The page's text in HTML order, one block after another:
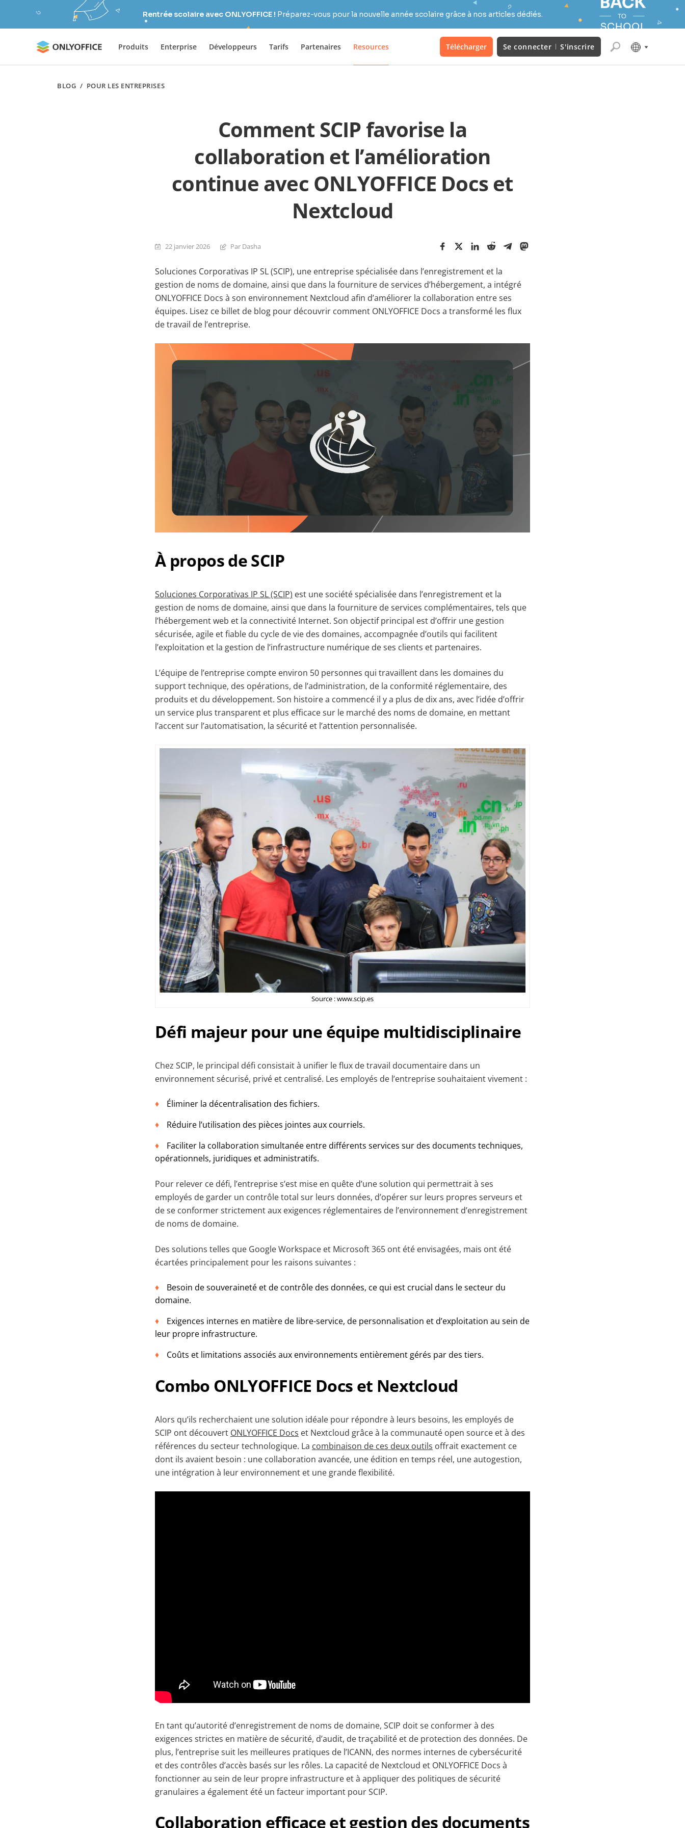
Rentrée scolaire avec ONLYOFFICE ! Préparez-vous pour la nouvelle année scolaire grâce à nos articles dédiés.
Produits Enterprise Développeurs Tarifs Partenaires Resources Télécharger Se connecter S'inscrire
BLOG / POUR LES ENTREPRISES
Comment SCIP favorise la
collaboration et l’amélioration
continue avec ONLYOFFICE Docs et
Nextcloud
22 janvier 2026 Par Dasha
Soluciones Corporativas IP SL (SCIP), une entreprise spécialisée dans l’enregistrement et la
gestion de noms de domaine, ainsi que dans la fourniture de services d’hébergement, a intégré
ONLYOFFICE Docs à son environnement Nextcloud afin d’améliorer la collaboration entre ses
équipes. Lisez ce billet de blog pour découvrir comment ONLYOFFICE Docs a transformé les flux
de travail de l’entreprise.
À propos de SCIP
Soluciones Corporativas IP SL (SCIP) est une société spécialisée dans l’enregistrement et la
gestion de noms de domaine, ainsi que dans la fourniture de services complémentaires, tels que
l’hébergement web et la connectivité Internet. Son objectif principal est d’offrir une gestion
sécurisée, agile et fiable du cycle de vie des domaines, accompagnée d’outils qui facilitent
l’exploitation et la gestion de l’infrastructure numérique de ses clients et partenaires.
L’équipe de l’entreprise compte environ 50 personnes qui travaillent dans les domaines du
support technique, des opérations, de l’administration, de la conformité réglementaire, des
produits et du développement. Son histoire a commencé il y a plus de dix ans, avec l’idée d’offrir
un service plus transparent et plus efficace sur le marché des noms de domaine, en mettant
l’accent sur l’automatisation, la sécurité et l’attention personnalisée.
Source : www.scip.es
Défi majeur pour une équipe multidisciplinaire
Chez SCIP, le principal défi consistait à unifier le flux de travail documentaire dans un
environnement sécurisé, privé et centralisé. Les employés de l’entreprise souhaitaient vivement :
Éliminer la décentralisation des fichiers.
Réduire l’utilisation des pièces jointes aux courriels.
Faciliter la collaboration simultanée entre différents services sur des documents techniques,
opérationnels, juridiques et administratifs.
Pour relever ce défi, l’entreprise s’est mise en quête d’une solution qui permettrait à ses
employés de garder un contrôle total sur leurs données, d’opérer sur leurs propres serveurs et
de se conformer strictement aux exigences réglementaires de l’environnement d’enregistrement
de noms de domaine.
Des solutions telles que Google Workspace et Microsoft 365 ont été envisagées, mais ont été
écartées principalement pour les raisons suivantes :
Besoin de souveraineté et de contrôle des données, ce qui est crucial dans le secteur du
domaine.
Exigences internes en matière de libre-service, de personnalisation et d’exploitation au sein de
leur propre infrastructure.
Coûts et limitations associés aux environnements entièrement gérés par des tiers.
Combo ONLYOFFICE Docs et Nextcloud
Alors qu’ils recherchaient une solution idéale pour répondre à leurs besoins, les employés de
SCIP ont découvert ONLYOFFICE Docs et Nextcloud grâce à la communauté open source et à des
références du secteur technologique. La combinaison de ces deux outils offrait exactement ce
dont ils avaient besoin : une collaboration avancée, une édition en temps réel, une autogestion,
une intégration à leur environnement et une grande flexibilité.
En tant qu’autorité d’enregistrement de noms de domaine, SCIP doit se conformer à des
exigences strictes en matière de sécurité, d’audit, de traçabilité et de protection des données. De
plus, l’entreprise suit les meilleures pratiques de l’ICANN, des normes internes de cybersécurité
et des contrôles d’accès basés sur les rôles. La capacité de Nextcloud et ONLYOFFICE Docs à
fonctionner au sein de leur propre infrastructure et à appliquer des politiques de sécurité
granulaires a également été un facteur important pour SCIP.
Collaboration efficace et gestion des documents